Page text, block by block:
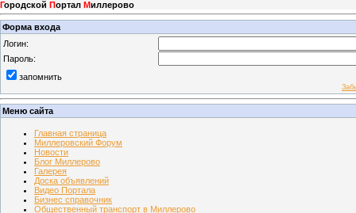
Городской Портал Миллерово
Форма входа
Логин:
Пароль:
запомнить
Меню сайта
Главная страница
Миллеровский Форум
Новости
Блог Миллерово
Галерея
Доска объявлений
Видео Портала
Бизнес справочник
Общественный транспорт в Миллерово